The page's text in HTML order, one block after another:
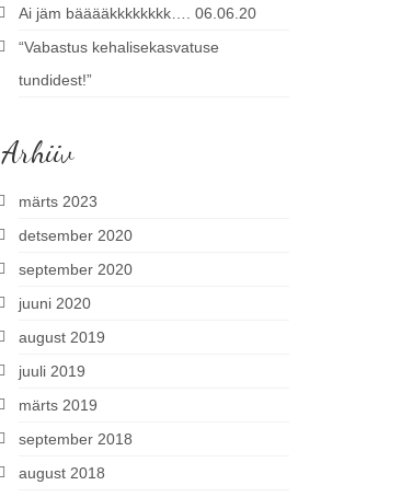
Ai jäm bääääkkkkkkkk…. 06.06.20
“Vabastus kehalisekasvatuse
tundidest!”
Arhiiv
märts 2023
detsember 2020
september 2020
juuni 2020
august 2019
juuli 2019
märts 2019
september 2018
august 2018